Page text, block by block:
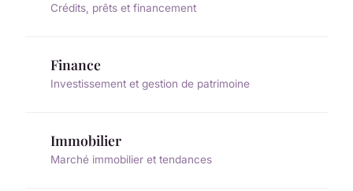
Crédits, prêts et financement
Finance
Investissement et gestion de patrimoine
Immobilier
Marché immobilier et tendances